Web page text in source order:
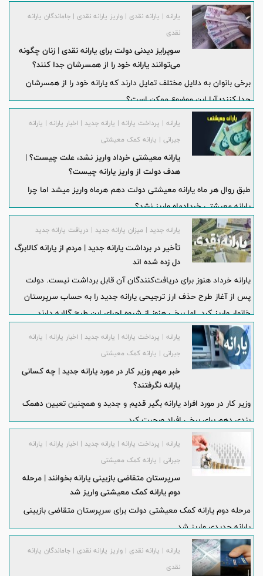
یارانه | یارانه نقدی | واریز یارانه نقدی | جاماندگان یارانه
نقدی
سوپرایز دیدنی دولت برای یارانه نقدی | زنان چگونه
می‌توانند یارانه خود را از همسرشان جدا کنند؟
برخی بانوان به دلایل مختلف تمایل دارند که یارانه خود را از همسرشان
جدا کنند؛ آیا این موضوع ممکن است؟
یارانه | پرداخت یارانه | یارانه جدید | اخبار یارانه | یارانه
جبرانی | یارانه کمک معیشتی
یارانه معیشتی خرداد واریز نشد، علت چیست؟ |
هدف دولت از واریز یارانه چیست؟
طبق روال هر ماه یارانه معیشتی دولت دهم هرماه واریز میشد اما چرا
یارانه معیشتی خردادماه واریز نشد؟
یارانه جدید | میزان یارانه جدید | دریافت یارانه جدید
تأخیر در برداشت یارانه جدید | مردم از یارانه کالابرگ
دل زده شده اند
یارانه خرداد هنوز برای دریافت‌کنندگان آن قابل برداشت نیست. دولت
پس از آغاز طرح حذف ارز ترجیحی یارانه جدید را به حساب سرپرستان
خانوار واریز کرد. اما برخی هنوز از شیوه اجرای این طرح گلایه دارند.
یارانه | پرداخت یارانه | یارانه جدید | اخبار یارانه | یارانه
جبرانی | یارانه کمک معیشتی
خبر مهم وزیر کار در مورد یارانه جدید | چه کسانی
یارانه نگرفتند؟
وزیر کار در مورد افراد یارانه بگیر قدیم و جدید و همچنین تعیین دهمک
بندی دهم برای برخی افراد صحبت کرد.
یارانه | پرداخت یارانه | یارانه جدید | اخبار یارانه | یارانه
جبرانی | یارانه کمک معیشتی
سرپرستان متقاضی بازبینی یارانه بخوانند | مرحله
دوم یارانه کمک معیشتی واریز شد
مرحله دوم یارانه کمک معیشتی دولت برای سرپرستان متقاضی بازبینی
یارانه جدیدی واریز شد.
یارانه | یارانه نقدی | واریز یارانه نقدی | جاماندگان یارانه
نقدی